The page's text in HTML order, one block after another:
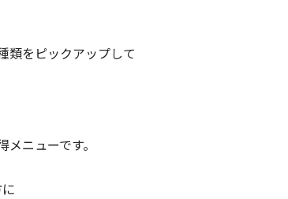
類をピックアップして
ューです。